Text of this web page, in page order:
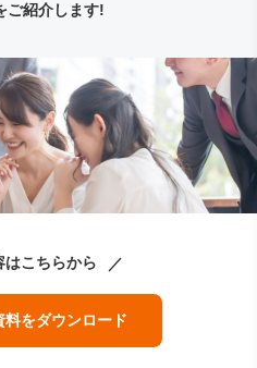
ご紹介します!
はこちらから
をダウンロード